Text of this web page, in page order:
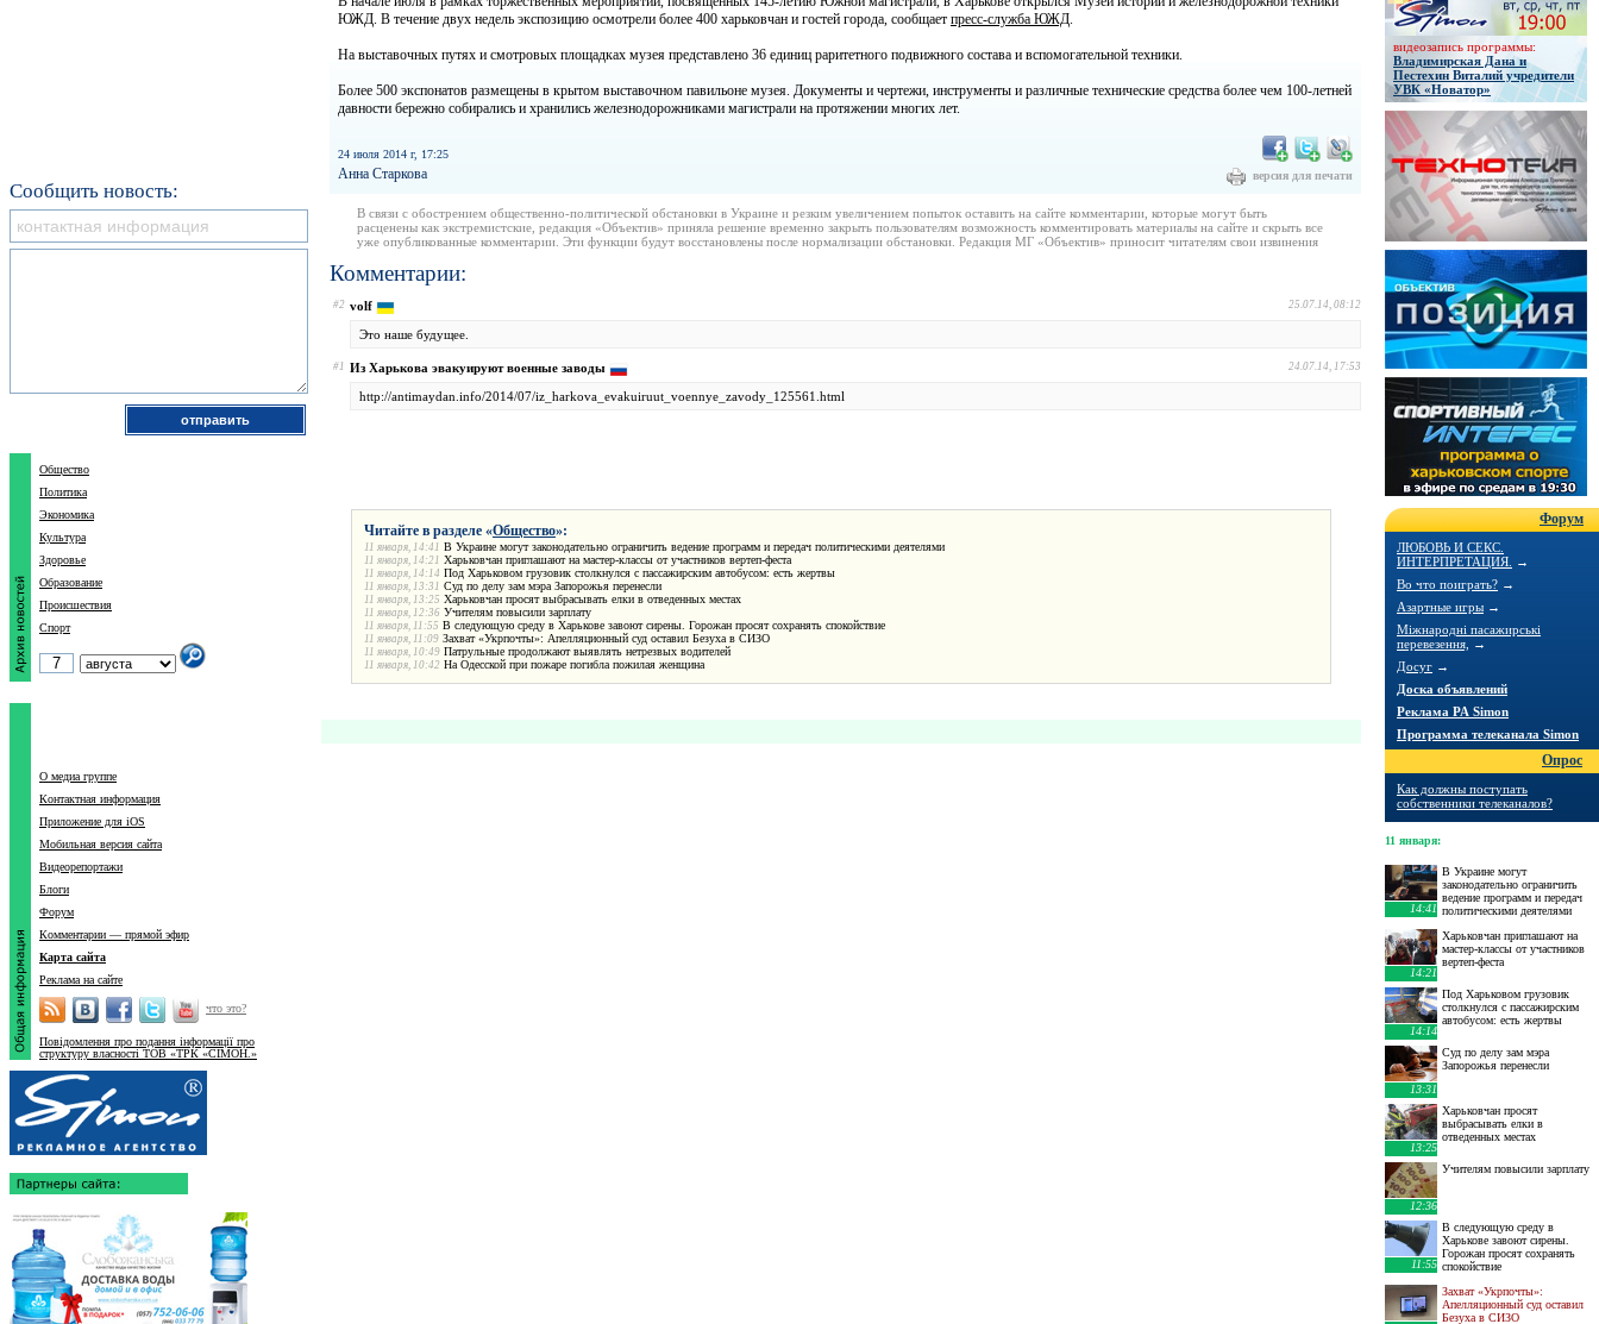
ЮЖД. В течение двух недель экспозицию осмотрели более 400 харьковчан и гостей города, сообщает пресс-служба ЮЖД.
На выставочных путях и смотровых площадках музея представлено 36 единиц раритетного подвижного состава и вспомогательной техники.
Более 500 экспонатов размещены в крытом выставочном павильоне музея. Документы и чертежи, инструменты и различные технические средства более чем 100-летней
давности бережно собирались и хранились железнодорожниками магистрали на протяжении многих лет.
24 июля 2014 г, 17:25
Анна Старкова версия для печати
В связи с обострением общественно-политической обстановки в Украине и резким увеличением попыток оставить на сайте комментарии, которые могут быть
расценены как экстремистские, редакция «Объектив» приняла решение временно закрыть пользователям возможность комментировать материалы на сайте и скрыть все
уже опубликованные комментарии. Эти функции будут восстановлены после нормализации обстановки. Редакция МГ «Объектив» приносит читателям свои извинения
Комментарии:
#2 volf 25.07.14, 08:12
Это наше будущее.
#1 Из Харькова эвакуируют военные заводы 24.07.14, 17:53
http://antimaydan.info/2014/07/iz_harkova_evakuiruut_voennye_zavody_125561.html
Читайте в разделе «Общество»:
11 января, 14:41 В Украине могут законодательно ограничить ведение программ и передач политическими деятелями
11 января, 14:21 Харьковчан приглашают на мастер-классы от участников вертеп-феста
11 января, 14:14 Под Харьковом грузовик столкнулся с пассажирским автобусом: есть жертвы
11 января, 13:31 Суд по делу зам мэра Запорожья перенесли
11 января, 13:25 Харьковчан просят выбрасывать елки в отведенных местах
11 января, 12:36 Учителям повысили зарплату
11 января, 11:55 В следующую среду в Харькове завоют сирены. Горожан просят сохранять спокойствие
11 января, 11:09 Захват «Укрпочты»: Апелляционный суд оставил Безуха в СИЗО
11 января, 10:49 Патрульные продолжают выявлять нетрезвых водителей
11 января, 10:42 На Одесской при пожаре погибла пожилая женщина
Сообщить новость:
Общество
Политика
Экономика
Культура
Здоровье
Образование
Происшествия
Спорт
О медиа группе
Контактная информация
Приложение для iOS
Мобильная версия сайта
Видеорепортажи
Блоги
Форум
Комментарии — прямой эфир
Карта сайта
Реклама на сайте
что это?
Повідомлення про подання інформації про
структуру власності ТОВ «ТРК «СІМОН.»
видеозапись программы:
Владимирская Дана и
Пестехин Виталий учредители
УВК «Новатор»
Форум
ЛЮБОВЬ И СЕКС.
ИНТЕРПРЕТАЦИЯ.
→
Во что поиграть? →
Азартные игры →
Міжнародні пасажирські
перевезення,
→
Досуг →
Доска объявлений
Реклама РА Simon
Программа телеканала Simon
Опрос
Как должны поступать
собственники телеканалов?
11 января:
14:41
В Украине могут
законодательно ограничить
ведение программ и передач
политическими деятелями
14:21
Харьковчан приглашают на
мастер-классы от участников
вертеп-феста
14:14
Под Харьковом грузовик
столкнулся с пассажирским
автобусом: есть жертвы
13:31
Суд по делу зам мэра
Запорожья перенесли
13:25
Харьковчан просят
выбрасывать елки в
отведенных местах
12:36
Учителям повысили зарплату
11:55
В следующую среду в
Харькове завоют сирены.
Горожан просят сохранять
спокойствие
Захват «Укрпочты»:
Апелляционный суд оставил
Безуха в СИЗО